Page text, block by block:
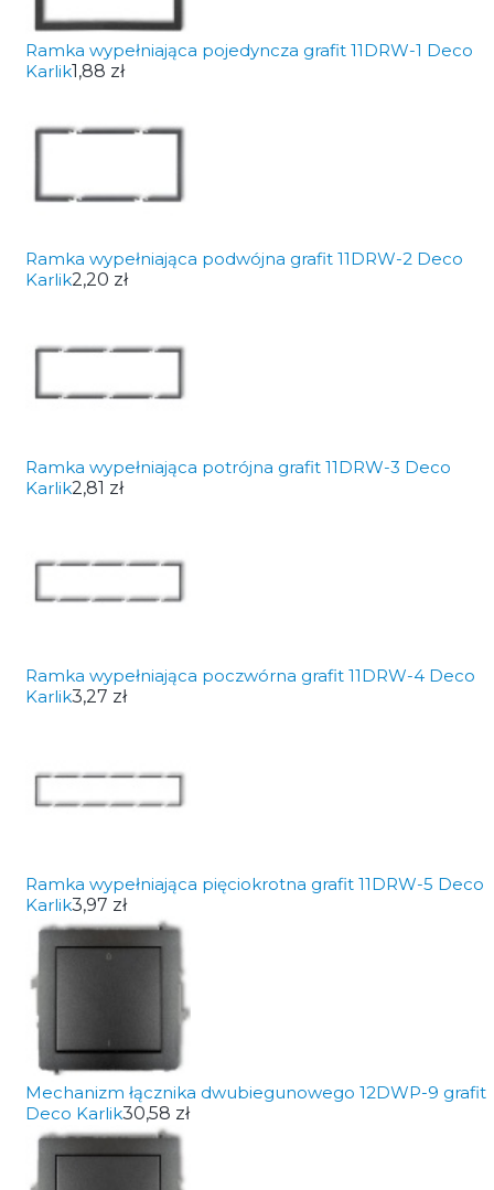
Ramka wypełniająca pojedyncza grafit 11DRW-1 Deco
Karlik1,88 zł
Ramka wypełniająca podwójna grafit 11DRW-2 Deco
Karlik2,20 zł
Ramka wypełniająca potrójna grafit 11DRW-3 Deco
Karlik2,81 zł
Ramka wypełniająca poczwórna grafit 11DRW-4 Deco
Karlik3,27 zł
Ramka wypełniająca pięciokrotna grafit 11DRW-5 Deco
Karlik3,97 zł
Mechanizm łącznika dwubiegunowego 12DWP-9 grafit
Deco Karlik30,58 zł